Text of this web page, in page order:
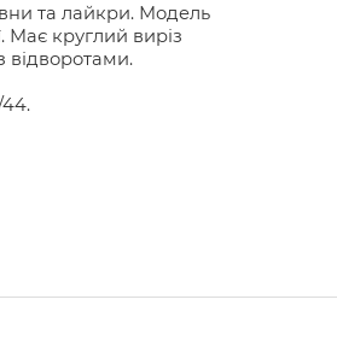
та лайкри. Модель
Має круглий виріз
відворотами.
44.